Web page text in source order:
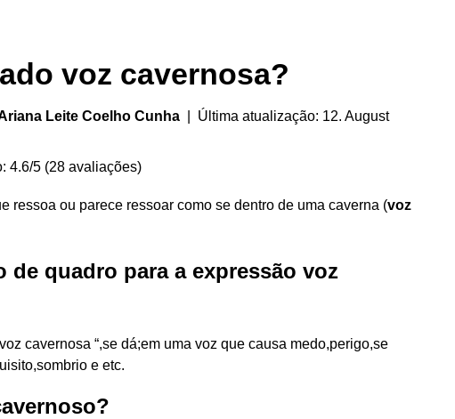
voz cavernosa?
Leite Coelho Cunha | Última atualização: 12. August
4.6/5 (28 avaliações)
ressoa ou parece ressoar como se dentro de uma caverna (voz
de quadro para a expressão voz
cavernosa “,se dá;em uma voz que causa medo,perigo,se
e etc.